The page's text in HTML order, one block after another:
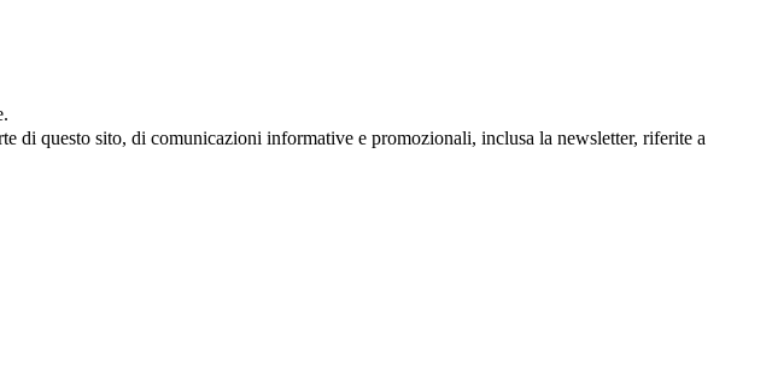
di questo sito, di comunicazioni informative e promozionali, inclusa la newsletter, riferite a